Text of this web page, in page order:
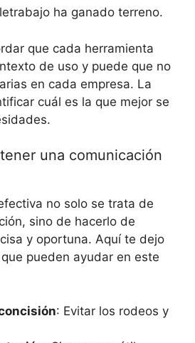
ha ganado terreno.
que cada herramienta
de uso y puede que no
en cada empresa. La
cuál es la que mejor se
una comunicación
no solo se trata de
sino de hacerlo de
y oportuna. Aquí te dejo
pueden ayudar en este
: Evitar los rodeos y